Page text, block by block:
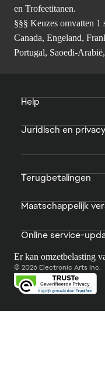
en Trofeetitanen.
§§§ Keuzes omvatten
Canada, Engeland,
Portugal, Saoedi-
Help
Juridisch en privacy
Terugbetalingen
Maatschappelijk
Online service-
Er kan omzetbelasting
© 2026 Electronic Arts Inc.